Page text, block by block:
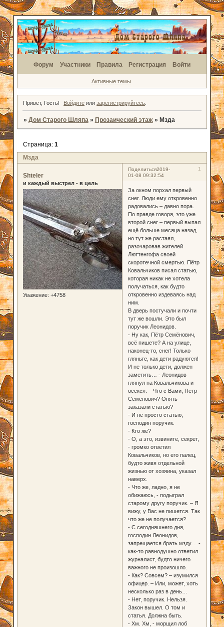
Форум Участники Правила Регистрация Войти
Активные темы
Привет, Гость! Войдите илизарегистрируйтесь
» Дом Старого Шляпа » Прозаический этаж » Мзда
Мзда
Страница: 1
Поделиться 1
2019-
01-08 09:32:54
Shteler
и каждый выстрел - в цель
Уважение: +4758
За окном порхал первый
снег. Люди ему откровенно
радовались – давно пора.
По правде говоря, это уже
второй снег – первый выпал
ещё больше месяца назад,
но тут же растаял,
разочаровав жителей
Люттенгофа своей
скоротечной смертью. Пётр
Ковальчиков писал статью,
которая никак не хотела
получаться, как будто
откровенно издеваясь над
ним.
В дверь постучали и почти
тут же вошли. Это был
поручик Леонидов.
- Ну как, Пётр Семёнович,
всё пишете? А на улице,
наконец-то, снег! Только
гляньте, как дети радуются!
И не только дети, должен
заметить… - Леонидов
глянул на Ковальчикова и
осёкся. – Что с Вами, Пётр
Семёнович? Опять
заказали статью?
- И не просто статью,
господин поручик.
- Кто же?
- О, а это, извините, секрет,
- громко ответил
Ковальчиков, но его палец,
будто живя отдельной
жизнью от хозяина, указал
наверх.
- Что же, ладно, я не
обижаюсь, - подыграл
старому другу поручик. – Я
вижу, у Вас не пишется. Так
что же не получается?
- С сегодняшнего дня,
господин Леонидов,
запрещается брать мзду… -
как-то равнодушно ответил
журналист, будто ничего
важного не произошло.
- Как? Совсем? – изумился
офицер. – Или, может, хоть
несколько раз в день…
- Нет, поручик. Нельзя.
Закон вышел. О том и
статья. Должна быть.
- Хм. Хм, - морщил лоб